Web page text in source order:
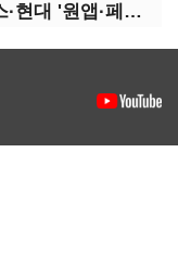
'IT 탈 쓴 금융' 꼼수 막혔다…토스·현대 '원앱·페이' 전략 수정 불가피